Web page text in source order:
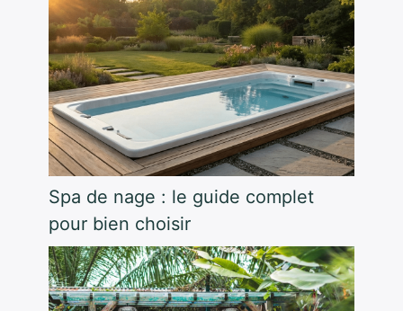
Spa de nage : le guide complet
pour bien choisir